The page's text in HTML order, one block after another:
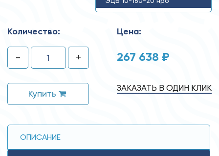
Количество:
- +
Купить
Цена:
267 638 ₽
ЗАКАЗАТЬ В ОДИН КЛИК
ОПИСАНИЕ